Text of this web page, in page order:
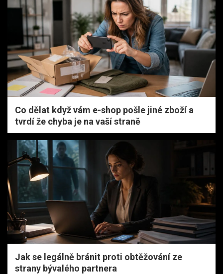
Co dělat když vám e-shop pošle jiné zboží a
tvrdí že chyba je na vaší straně
Jak se legálně bránit proti obtěžování ze
strany bývalého partnera